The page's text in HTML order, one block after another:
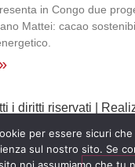
in Congo due
Mattei: cacao
i diritti riservati |
- La tua
Per contattarmi,
per essere sicuri
sul nostro sito. Se